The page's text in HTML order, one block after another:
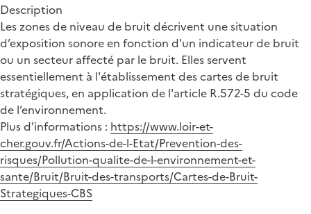
Description
Les zones de niveau de bruit décrivent une situation
d’exposition sonore en fonction d'un indicateur de bruit
ou un secteur affecté par le bruit. Elles servent
essentiellement à l'établissement des cartes de bruit
stratégiques, en application de l'article R.572-5 du code
de l’environnement.
Plus d'informations : https://www.loir-et-
cher.gouv.fr/Actions-de-l-Etat/Prevention-des-
risques/Pollution-qualite-de-l-environnement-et-
sante/Bruit/Bruit-des-transports/Cartes-de-Bruit-
Strategiques-CBS